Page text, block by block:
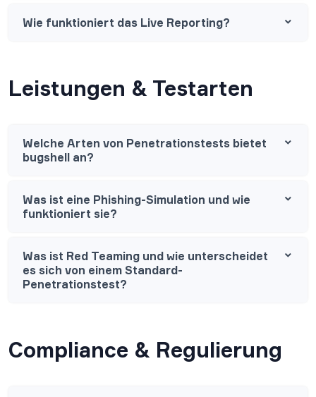
Wie funktioniert das Live Reporting?
Leistungen & Testarten
Welche Arten von Penetrationstests bietet
bugshell an?
Was ist eine Phishing-Simulation und wie
funktioniert sie?
Was ist Red Teaming und wie unterscheidet
es sich von einem Standard-
Penetrationstest?
Compliance & Regulierung